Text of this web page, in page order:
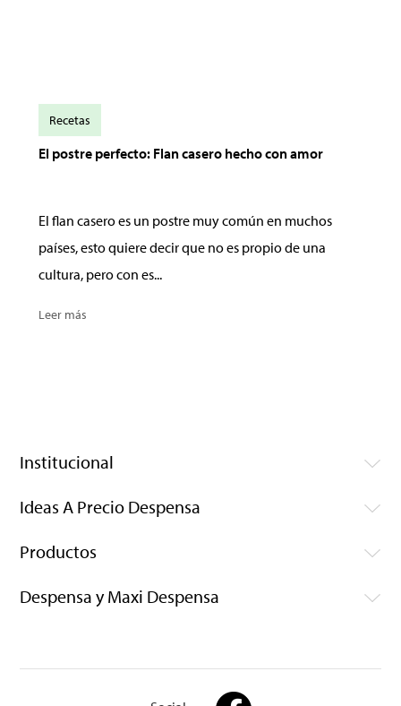
El postre perfecto: Flan casero hecho con amor
El flan casero es un postre muy común en muchos
países, esto quiere decir que no es propio de una
cultura, pero con es...
Leer más
Recetas
Institucional
Ideas A Precio Despensa
Productos
Despensa y Maxi Despensa